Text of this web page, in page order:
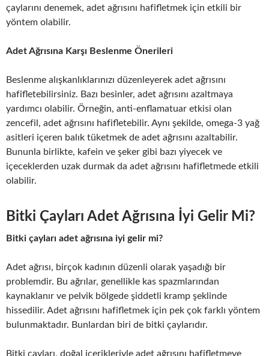
çaylarını denemek, adet ağrısını hafifletmek için etkili bir
yöntem olabilir.
Adet Ağrısına Karşı Beslenme Önerileri
Beslenme alışkanlıklarınızı düzenleyerek adet ağrısını
hafifletebilirsiniz. Bazı besinler, adet ağrısını azaltmaya
yardımcı olabilir. Örneğin, anti-enflamatuar etkisi olan
zencefil, adet ağrısını hafifletebilir. Aynı şekilde, omega-3 yağ
asitleri içeren balık tüketmek de adet ağrısını azaltabilir.
Bununla birlikte, kafein ve şeker gibi bazı yiyecek ve
içeceklerden uzak durmak da adet ağrısını hafifletmede etkili
olabilir.
Bitki Çayları Adet Ağrısına İyi Gelir Mi?
Bitki çayları adet ağrısına iyi gelir mi?
Adet ağrısı, birçok kadının düzenli olarak yaşadığı bir
problemdir. Bu ağrılar, genellikle kas spazmlarından
kaynaklanır ve pelvik bölgede şiddetli kramp şeklinde
hissedilir. Adet ağrısını hafifletmek için pek çok farklı yöntem
bulunmaktadır. Bunlardan biri de bitki çaylarıdır.
Bitki çayları, doğal içerikleriyle adet ağrısını hafifletmeye